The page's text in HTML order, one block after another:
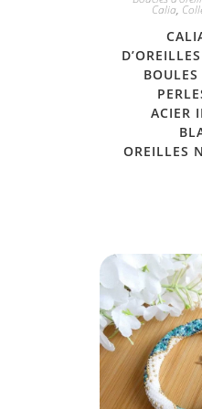
Calia,
ACIER
OREILLES